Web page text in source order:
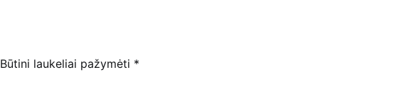
Būtini laukeliai pažymėti *